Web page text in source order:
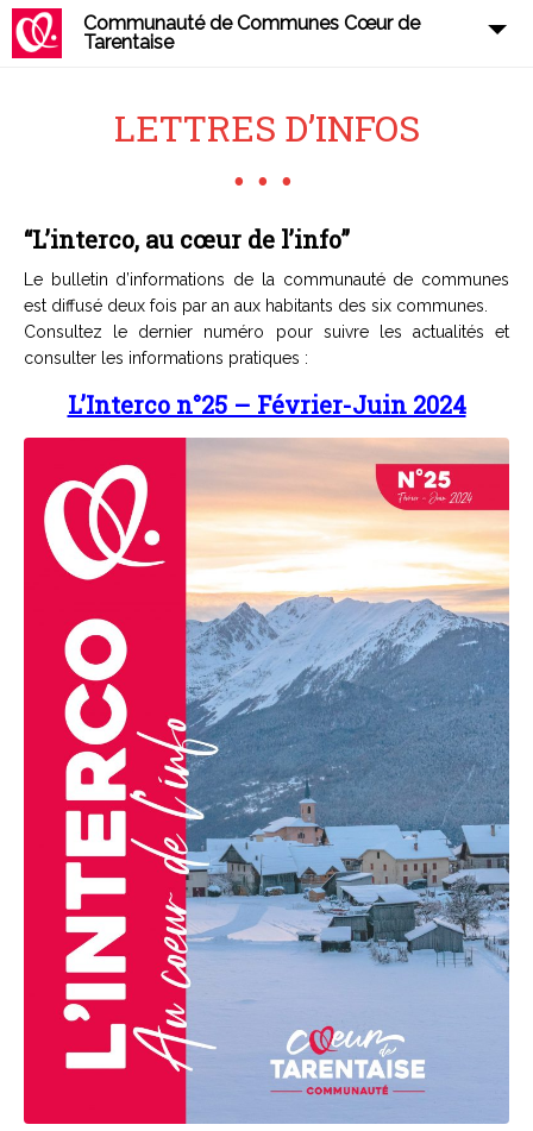
Communauté de Communes Cœur de
Tarentaise
LETTRES D’INFOS
“L’interco, au cœur de l’info”
Le bulletin d’informations de la communauté de communes
est diffusé deux fois par an aux habitants des six communes.
Consultez le dernier numéro pour suivre les actualités et
consulter les informations pratiques :
L’Interco n°25 – Février-Juin 2024